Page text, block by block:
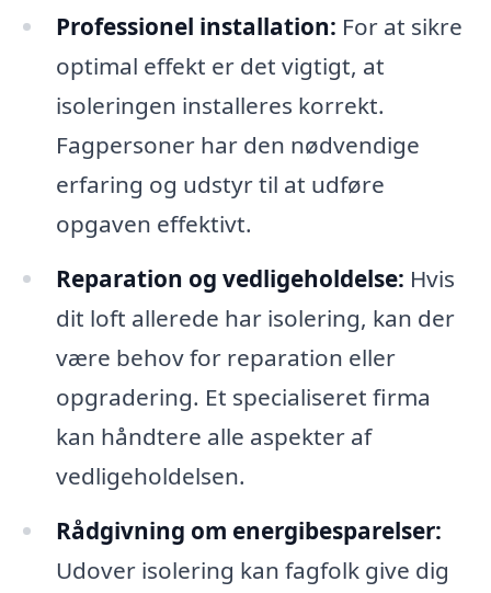
Professionel installation: For at sikre
optimal effekt er det vigtigt, at
isoleringen installeres korrekt.
Fagpersoner har den nødvendige
erfaring og udstyr til at udføre
opgaven effektivt.
Reparation og vedligeholdelse: Hvis
dit loft allerede har isolering, kan der
være behov for reparation eller
opgradering. Et specialiseret firma
kan håndtere alle aspekter af
vedligeholdelsen.
Rådgivning om energibesparelser:
Udover isolering kan fagfolk give dig